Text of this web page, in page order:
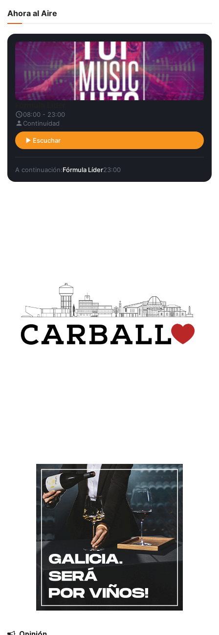
Ahora al Aire
08:00 - 23:00
Continuidad
Escuchar
A continuación:Fórmula Líder23:00